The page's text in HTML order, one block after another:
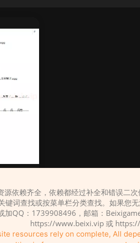
源依赖齐全，依赖都经过补全和错误二
键词查找或按菜单栏分类查找。如果您
加QQ：1739908496，邮箱：
https://www.beixi.vip 或
resources rely on complete, All